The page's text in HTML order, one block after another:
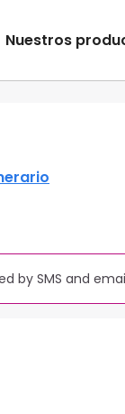
Nuestros
by SMS and